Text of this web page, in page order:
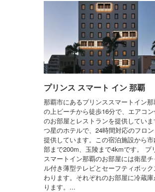
プリンス スマート イン 那覇
那覇市にあるプリンススマートイン那
の上ビーチから徒歩16分で、エアコン
のお部屋とレストランを提供してい
つ星のホテルで、24時間対応のフロ
提供しています。この宿泊施設から
部まで200m、玉陵まで4kmです。 プ
スマートイン那覇のお部屋には衛星
ル付き薄型テレビとセーフティボッ
わります。それぞれのお部屋に冷蔵
ります。...